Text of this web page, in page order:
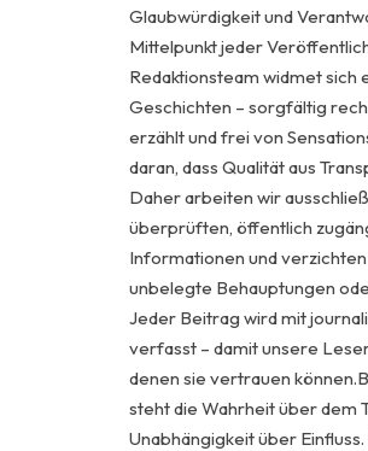
Glaubwürdigkeit und
Mittelpunkt jeder
Redaktionsteam widmet sich
Geschichten – sorgfältig
erzählt und frei von
daran, dass Qualität aus
Daher arbeiten wir
überprüften, öffentlich
Informationen und
unbelegte Behauptungen
Jeder Beitrag wird mit
verfasst – damit unsere
denen sie vertrauen
steht die Wahrheit über dem
Unabhängigkeit über Einfluss.